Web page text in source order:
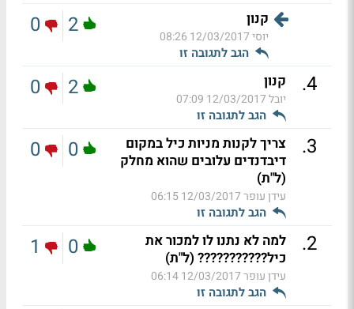
קנון
יוסי12/03/2017 08:26
הגב לתגובה זו
2
0
4
. קנון
יובל12/03/2017 07:09
הגב לתגובה זו
2
0
3
.
צריך לקנות מניות כיל במקום
דיבדנדים עלובים שהוא מחלק
(ל"ת)
עידן עופר12/03/2017 06:15
הגב לתגובה זו
0
0
2
.
למה לא נתנו לו למכור את
כיל??????????? (ל"ת)
עידן עופר12/03/2017 06:14
הגב לתגובה זו
0
1